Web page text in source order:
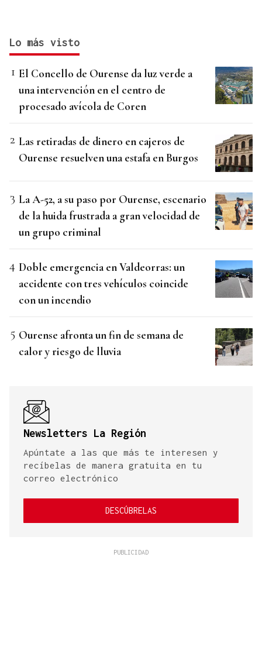
Lo más visto
El Concello de Ourense da luz verde a
una intervención en el centro de
procesado avícola de Coren
Las retiradas de dinero en cajeros de
Ourense resuelven una estafa en Burgos
La A-52, a su paso por Ourense, escenario
de la huida frustrada a gran velocidad de
un grupo criminal
Doble emergencia en Valdeorras: un
accidente con tres vehículos coincide
con un incendio
Ourense afronta un fin de semana de
calor y riesgo de lluvia
Newsletters La Región
Apúntate a las que más te interesen y
recíbelas de manera gratuita en tu
correo electrónico
DESCÚBRELAS